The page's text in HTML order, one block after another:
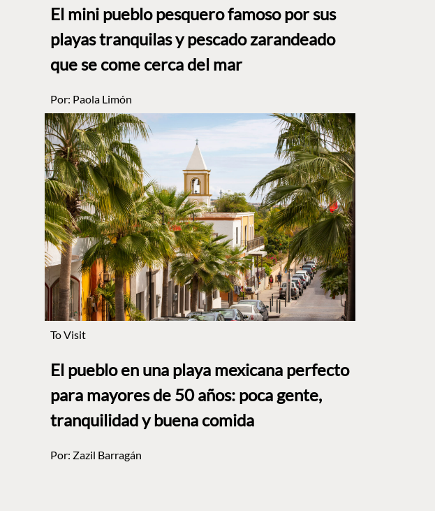
El mini pueblo pesquero famoso por sus
playas tranquilas y pescado zarandeado
que se come cerca del mar
Por: Paola Limón
To Visit
El pueblo en una playa mexicana perfecto
para mayores de 50 años: poca gente,
tranquilidad y buena comida
Por: Zazil Barragán